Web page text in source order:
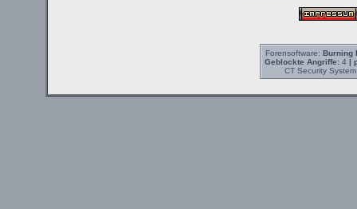
Forensoftware: Burning
Geblockte Angriffe:4 |
CT Security